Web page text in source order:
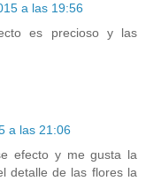
a las 19:56
es precioso y las
a las 21:06
efecto y me gusta la
detalle de las flores la